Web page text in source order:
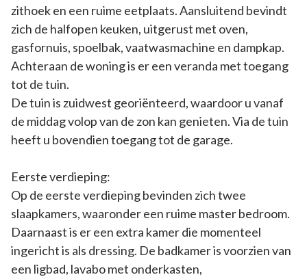
zithoek en een ruime eetplaats. Aansluitend bevindt
zich de halfopen keuken, uitgerust met oven,
gasfornuis, spoelbak, vaatwasmachine en dampkap.
Achteraan de woning is er een veranda met toegang
tot de tuin.
De tuin is zuidwest georiënteerd, waardoor u vanaf
de middag volop van de zon kan genieten. Via de tuin
heeft u bovendien toegang tot de garage.
Eerste verdieping:
Op de eerste verdieping bevinden zich twee
slaapkamers, waaronder een ruime master bedroom.
Daarnaast is er een extra kamer die momenteel
ingericht is als dressing. De badkamer is voorzien van
een ligbad, lavabo met onderkasten,